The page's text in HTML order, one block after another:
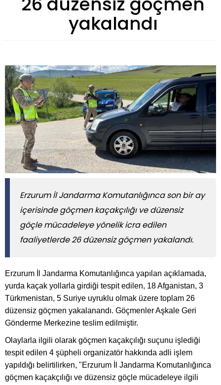
yakalandı
Erzurum İl Jandarma Komutanlığınca son bir ay
içerisinde göçmen kaçakçılığı ve düzensiz
göçle mücadeleye yönelik icra edilen
faaliyetlerde 26 düzensiz göçmen yakalandı.
Erzurum İl Jandarma Komutanlığınca yapılan açıklamada,
yurda kaçak yollarla girdiği tespit edilen, 18 Afganistan, 3
Türkmenistan, 5 Suriye uyruklu olmak üzere toplam 26
düzensiz göçmen yakalanandı. Göçmenler Aşkale Geri
Gönderme Merkezine teslim edilmiştir.
Olaylarla ilgili olarak göçmen kaçakçılığı suçunu işlediği
tespit edilen 4 şüpheli organizatör hakkında adli işlem
yapıldığı belirtilirken, "Erzurum İl Jandarma Komutanlığınca
göçmen kaçakçılığı ve düzensiz göçle mücadeleye ilgili